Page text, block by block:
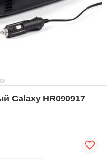
Galaxy HR090917